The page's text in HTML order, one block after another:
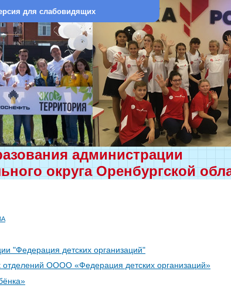
для слабовидящих
администрации
округа Оренбургской
"Федерация детских организаций"
ОООО «Федерация детских организаций»